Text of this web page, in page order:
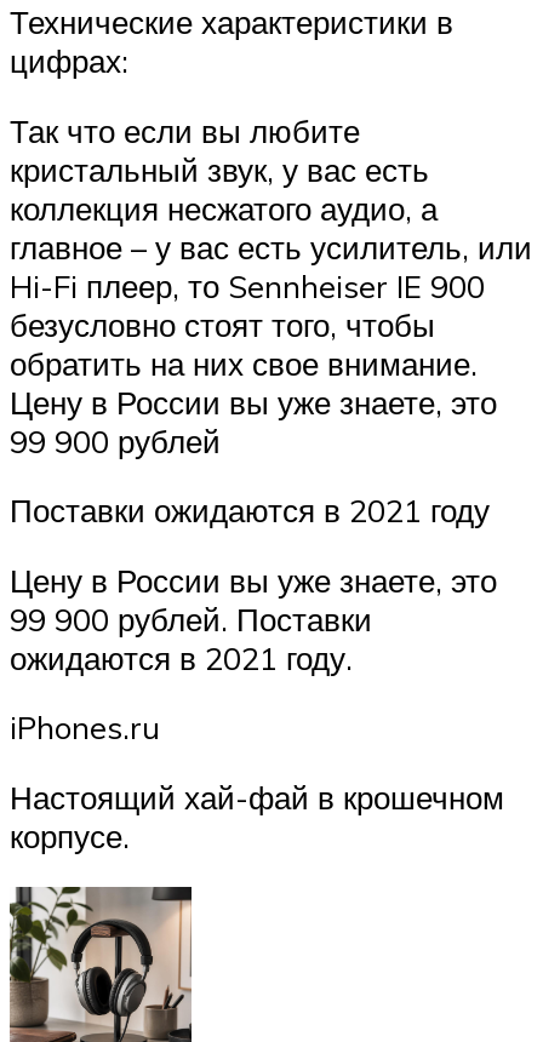
Технические характеристики в
цифрах:
Так что если вы любите
кристальный звук, у вас есть
коллекция несжатого аудио, а
главное – у вас есть усилитель, или
Hi-Fi плеер, то Sennheiser IE 900
безусловно стоят того, чтобы
обратить на них свое внимание.
Цену в России вы уже знаете, это
99 900 рублей
Поставки ожидаются в 2021 году
Цену в России вы уже знаете, это
99 900 рублей. Поставки
ожидаются в 2021 году.
iPhones.ru
Настоящий хай-фай в крошечном
корпусе.